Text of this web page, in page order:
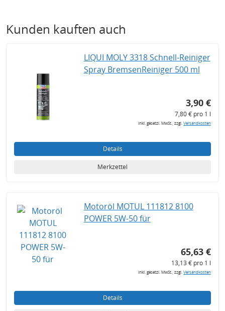
Kunden kauften auch
LIQUI MOLY 3318 Schnell-Reiniger
Spray BremsenReiniger 500 ml
3,90 €
7,80 € pro 1 l
inkl. gesetzl. MwSt., zzgl.Versandkosten
Details
Merkzettel
Motoröl MOTUL 111812 8100
POWER 5W-50 für
65,63 €
13,13 € pro 1 l
inkl. gesetzl. MwSt., zzgl.Versandkosten
Details